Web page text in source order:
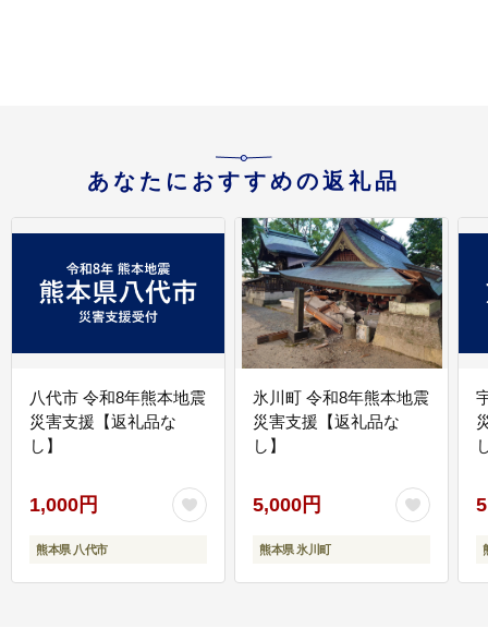
あなたにおすすめの返礼品
八代市 令和8年熊本地震
災害支援【返礼品な
し】
1,000円
熊本県 八代市
氷川町 令和8年熊本地震
災害支援【返礼品な
し】
5,000円
熊本県 氷川町